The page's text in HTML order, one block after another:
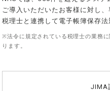
ご導入いただいたお客様に対し
税理士と連携して電子帳簿保存
※法令に規定されている税理士の業務
ります。
JIMA